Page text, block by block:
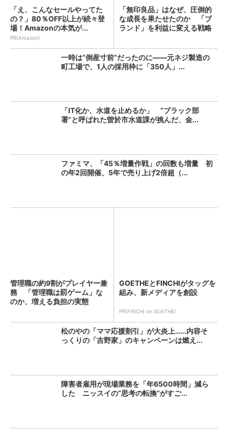
「え、こんなセールやってた
の？」80％OFF以上が続々登
場！Amazonの本気が...
PR(Amazon)
「無印良品」はなぜ、圧倒的
な成長を果たせたのか 「ブ
ランド」を利益に変える戦略
一時は“倒産寸前”だったのに――元ネジ製造の
町工場で、1人の採用枠に「350人」...
「IT化か、水道を止めるか」 “ブラック部
署”と呼ばれた曽於市水道課が挑んだ、金...
ファミマ、「45％増量作戦」の回数も増量 初
の年2回開催、5年で売り上げ2倍超（...
管理職の約9割がプレイヤー兼
務 「管理職は罰ゲーム」な
のか、増える負担の実態
GOETHEとFINCHIがタッグを
組み、新メディアを創設
PR(FINCHI on GOETHE)
松のやの「ママ応援割引」が大炎上……内容そ
っくりの「吉野家」のキャンペーンは燃え...
障害者雇用が現場業務を「年6500時間」減ら
した ニッスイの“思考の転換”がすご...